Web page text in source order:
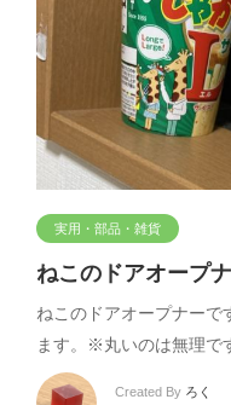
実用・部品・雑貨
ねこのドアオープ
ねこのドアオープナーで
ます。※丸いのは無理で
Created By ろく